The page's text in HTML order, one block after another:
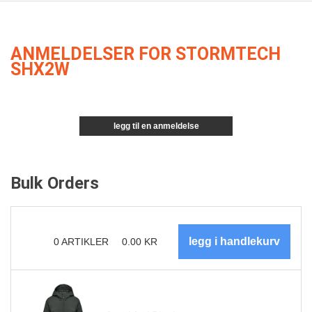
ANMELDELSER FOR STORMTECH
SHX2W
legg til en anmeldelse
Bulk Orders
0ARTIKLER 0.00 KR